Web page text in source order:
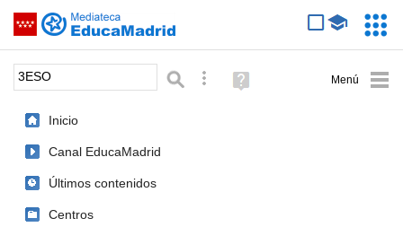
Saltar navegación
Palabra o frase: Búsqueda avanzada
Ayuda
(en
Inicio
Canal EducaMadrid
Últimos contenidos
Centros